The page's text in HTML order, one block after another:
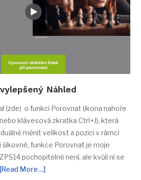
Náhled
(zde) o funkci Porovnat (ikona nahoře
klávesová zkratka Ctrl+J), která
měnit velikost a pozici v rámci
šikovné, funkce Porovnat je moje
pochopitelně není, ale kvůli ní se
[Read More…]